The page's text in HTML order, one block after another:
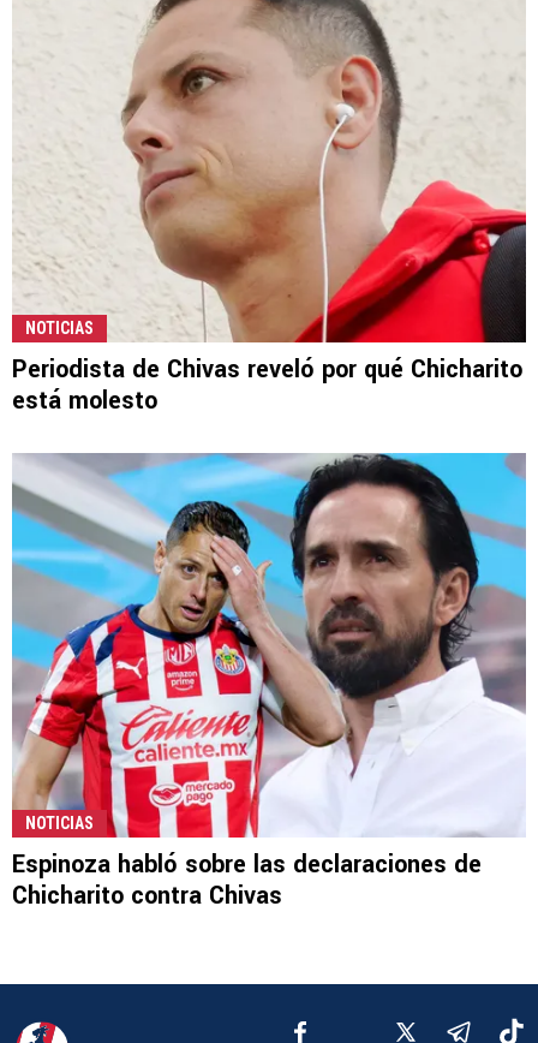
NOTICIAS
Periodista de Chivas reveló por qué Chicharito
está molesto
NOTICIAS
Espinoza habló sobre las declaraciones de
Chicharito contra Chivas